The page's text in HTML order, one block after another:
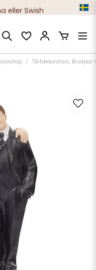
eller Swish
Tårtdekoration, Brudpar